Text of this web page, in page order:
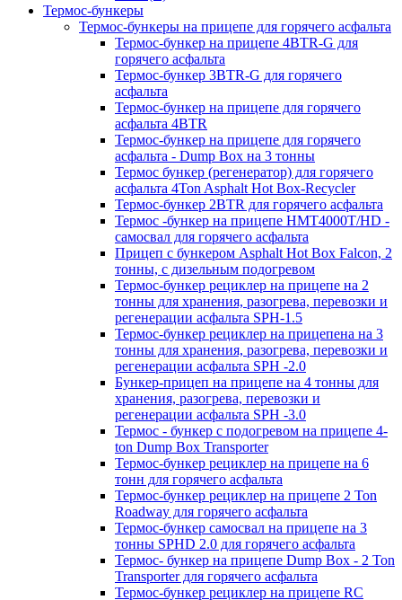
Термос-бункеры
Термос-бункеры на прицепе для горячего асфальта
Термос-бункер на прицепе 4BTR-G для
горячего асфальта
Термос-бункер 3BTR-G для горячего
асфальта
Термос-бункер на прицепе для горячего
асфальта 4BTR
Термос-бункер на прицепе для горячего
асфальта - Dump Box на 3 тонны
Термос бункер (регенератор) для горячего
асфальта 4Ton Asphalt Hot Box-Recycler
Термос-бункер 2BTR для горячего асфальта
Термос -бункер на прицепе HMT4000T/HD -
самосвал для горячего асфальта
Прицеп с бункером Asphalt Hot Box Falcon, 2
тонны, с дизельным подогревом
Термос-бункер рециклер на прицепе на 2
тонны для хранения, разогрева, перевозки и
регенерации асфальта SPH-1.5
Термос-бункер рециклер на прицепена на 3
тонны для хранения, разогрева, перевозки и
регенерации асфальта SPH -2.0
Бункер-прицеп на прицепе на 4 тонны для
хранения, разогрева, перевозки и
регенерации асфальта SPH -3.0
Термос - бункер с подогревом на прицепе 4-
ton Dump Box Transporter
Термос-бункер рециклер на прицепе на 6
тонн для горячего асфальта
Термос-бункер рециклер на прицепе 2 Ton
Roadway для горячего асфальта
Термос-бункер самосвал на прицепе на 3
тонны SPHD 2.0 для горячего асфальта
Термос- бункер на прицепе Dump Box - 2 Ton
Transporter для горячего асфальта
Термос-бункер рециклер на прицепе RC